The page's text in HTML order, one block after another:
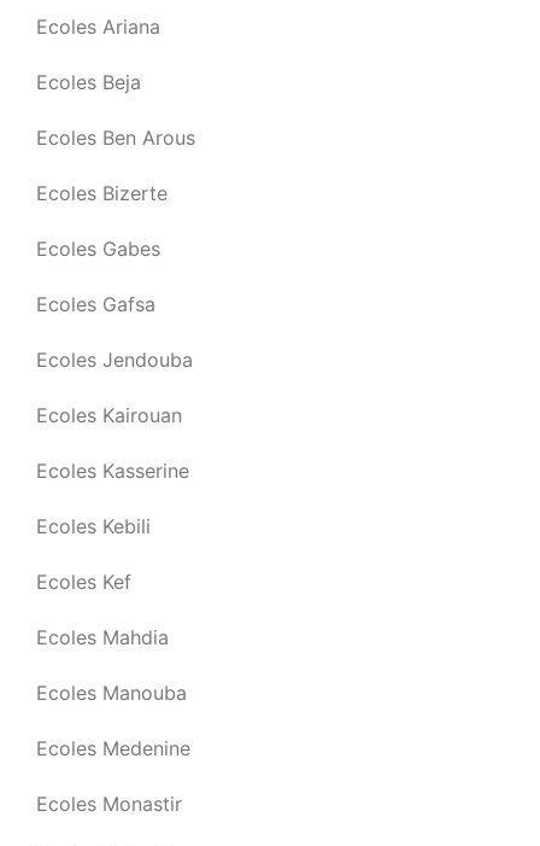
Ecoles Ariana
Ecoles Beja
Ecoles Ben Arous
Ecoles Bizerte
Ecoles Gabes
Ecoles Gafsa
Ecoles Jendouba
Ecoles Kairouan
Ecoles Kasserine
Ecoles Kebili
Ecoles Kef
Ecoles Mahdia
Ecoles Manouba
Ecoles Medenine
Ecoles Monastir